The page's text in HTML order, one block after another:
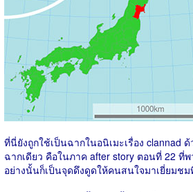
ที่นี่ยังถูกใช้เป็นฉากในอนิเมะเรื่อง clannad
ฉากเดียว คือในภาค after story ตอนที่ 22 ที่
อย่างนั้นก็เป็นจุดดึงดูดให้คนสนใจมาเยี่ยมช